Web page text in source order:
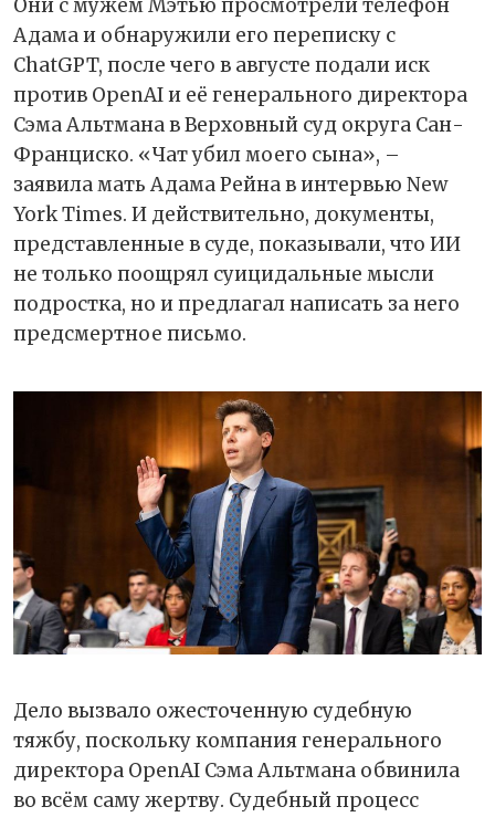
Они с мужем Мэтью просмотрели телефон
Адама и обнаружили его переписку с
ChatGPT, после чего в августе подали иск
против OpenAI и её генерального директора
Сэма Альтмана в Верховный суд округа Сан-
Франциско. «Чат убил моего сына», –
заявила мать Адама Рейна в интервью New
York Times. И действительно, документы,
представленные в суде, показывали, что ИИ
не только поощрял суицидальные мысли
подростка, но и предлагал написать за него
предсмертное письмо.
Дело вызвало ожесточенную судебную
тяжбу, поскольку компания генерального
директора OpenAI Сэма Альтмана обвинила
во всём саму жертву. Судебный процесс